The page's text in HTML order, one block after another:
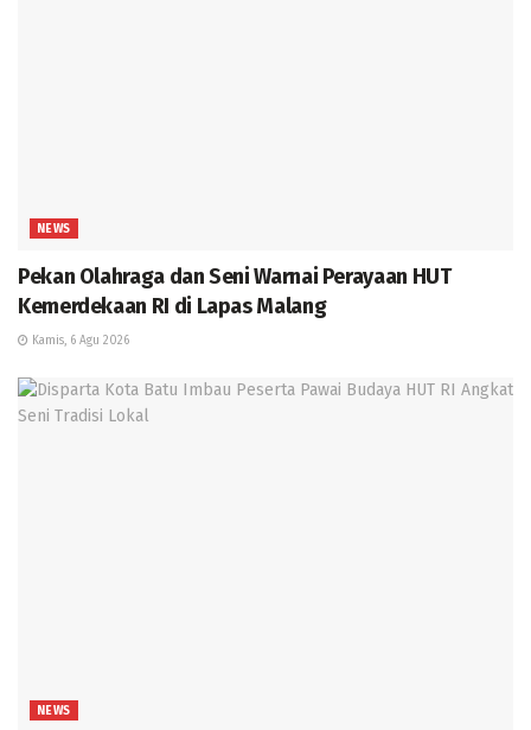
NEWS
Pekan Olahraga dan Seni Warnai Perayaan HUT
Kemerdekaan RI di Lapas Malang
Kamis, 6 Agu 2026
NEWS